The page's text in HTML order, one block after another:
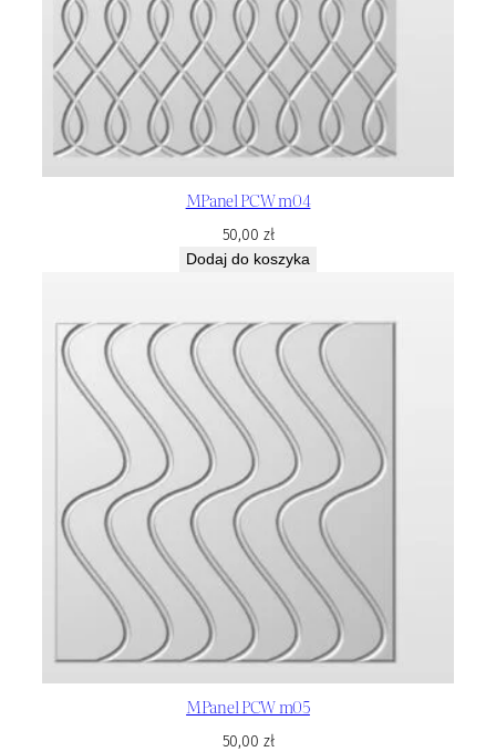
MPanel PCW m04
50,00 zł
Dodaj do koszyka
MPanel PCW m05
50,00 zł